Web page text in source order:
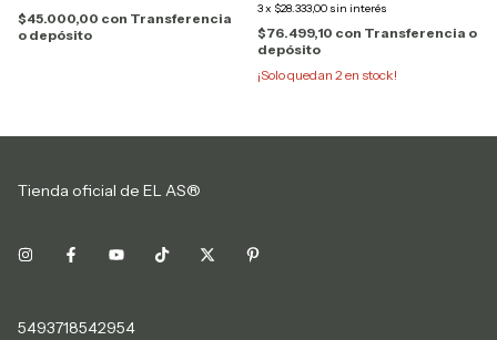
$45.000,00 con Transferencia
o depósito
3x $28.333,00 sin interés
$76.499,10 con Transferencia o
depósito
¡Solo quedan 2en stock!
Tienda oficial de EL AS®
5493718542954